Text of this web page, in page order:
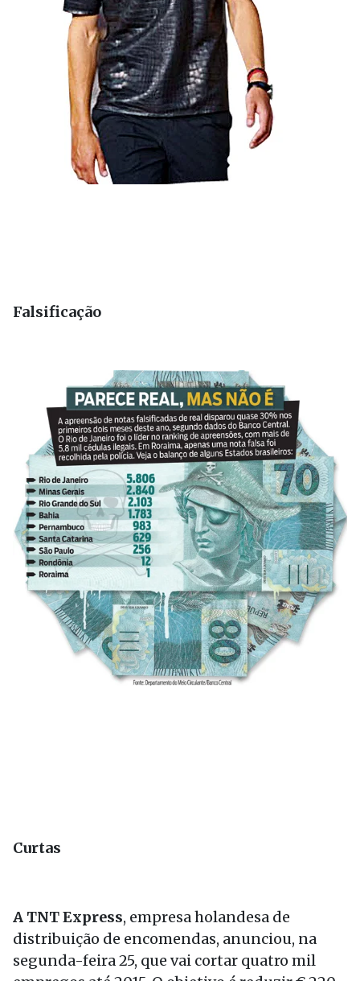
Falsificação
Curtas
A TNT Express, empresa holandesa de
distribuição de encomendas, anunciou, na
segunda-feira 25, que vai cortar quatro mil